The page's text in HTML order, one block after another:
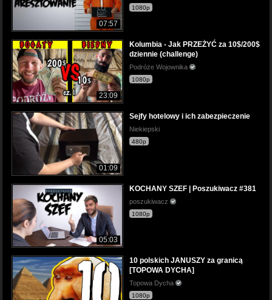
07:57
1080p
23:09
Kolumbia - Jak PRZEŻYĆ za 10$/200$
dziennie (challenge)
Podróże Wojownika
1080p
01:09
Sejfy hotelowy i ich zabezpieczenie
Niekiepski
480p
05:03
KOCHANY SZEF | Poszukiwacz #381
poszukiwacz
1080p
10 polskich JANUSZY za granicą
[TOPOWA DYCHA]
Topowa Dycha
1080p